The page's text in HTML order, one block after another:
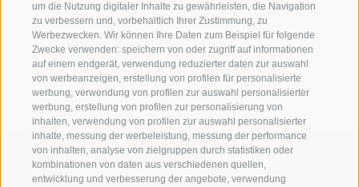
um die Nutzung digitaler Inhalte zu gewährleisten, die Navigation
zu verbessern und, vorbehaltlich Ihrer Zustimmung, zu
Werbezwecken. Wir können Ihre Daten zum Beispiel für folgende
Zwecke verwenden: speichern von oder zugriff auf informationen
auf einem endgerät, verwendung reduzierter daten zur auswahl
von werbeanzeigen, erstellung von profilen für personalisierte
werbung, verwendung von profilen zur auswahl personalisierter
werbung, erstellung von profilen zur personalisierung von
inhalten, verwendung von profilen zur auswahl personalisierter
inhalte, messung der werbeleistung, messung der performance
von inhalten, analyse von zielgruppen durch statistiken oder
kombinationen von daten aus verschiedenen quellen,
entwicklung und verbesserung der angebote, verwendung
Autonmome Provinz Bozen - Abteilung 9
Informatik (Italien)